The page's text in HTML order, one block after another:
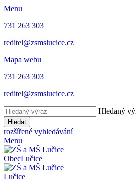
Menu
731 263 303
reditel@zsmslucice.cz
Mapa webu
731 263 303
reditel@zsmslucice.cz
Hledaný
Hledat
rozšířené vyhledávání
Menu
ObecLučice
Lučice